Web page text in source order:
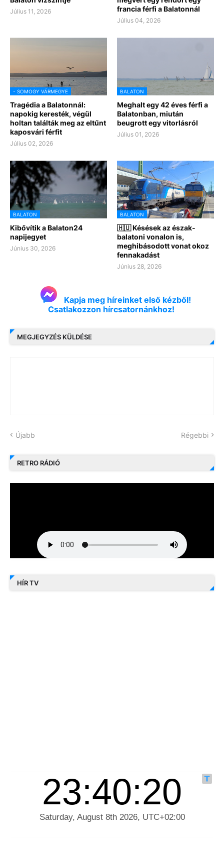
Július 11, 2026
francia férfi a Balatonnál
Július 04, 2026
- SOMOGY VÁRMEGYE
Tragédia a Balatonnál:
napokig keresték, végül
holtan találták meg az eltűnt
kaposvári férfit
Július 02, 2026
BALATON
Meghalt egy 42 éves férfi a
Balatonban, miután
beugrott egy vitorlásról
Július 01, 2026
BALATON
Kibővítik a Balaton24
napijegyet
Június 30, 2026
BALATON
🇭🇺 Késések az észak-
balatoni vonalon is,
meghibásodott vonat okoz
fennakadást
Június 28, 2026
Kapja meg híreinket első kézből!
Csatlakozzon hírcsatornánkhoz!
MEGJEGYZÉS KÜLDÉSE
Újabb Régebbi
RETRO RÁDIÓ
HÍR TV